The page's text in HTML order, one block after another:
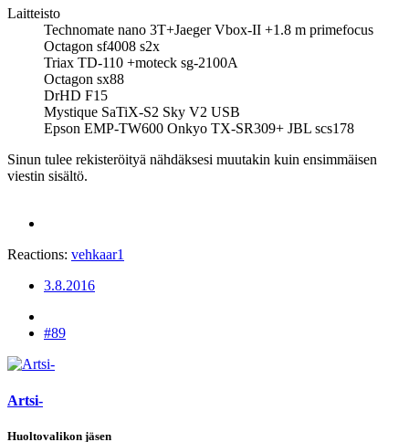
Laitteisto
Technomate nano 3T+Jaeger Vbox-II +1.8 m primefocus
Octagon sf4008 s2x
Triax TD-110 +moteck sg-2100A
Octagon sx88
DrHD F15
Mystique SaTiX-S2 Sky V2 USB
Epson EMP-TW600 Onkyo TX-SR309+ JBL scs178
Sinun tulee rekisteröityä nähdäksesi muutakin kuin ensimmäisen
viestin sisältö.
Reactions: vehkaar1
3.8.2016
#89
Artsi-
Huoltovalikon jäsen